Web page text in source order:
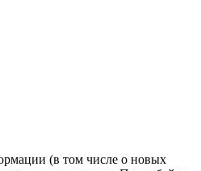
(в том числе о новых